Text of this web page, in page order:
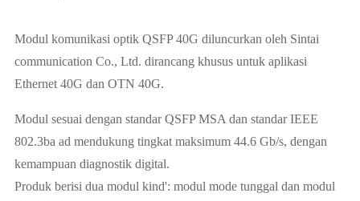
Modul komunikasi optik QSFP 40G diluncurkan oleh Sintai
communication Co., Ltd. dirancang khusus untuk aplikasi
Ethernet 40G dan OTN 40G.
Modul sesuai dengan standar QSFP MSA dan standar IEEE
802.3ba ad mendukung tingkat maksimum 44.6 Gb/s, dengan
kemampuan diagnostik digital.
Produk berisi dua modul kind': modul mode tunggal dan modul